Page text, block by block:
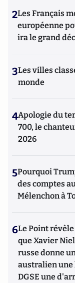
2Les Français
européenne
ira le grand
3Les villes
monde
4Apologie du
700, le
2026
5Pourquoi
des comptes
Mélenchon à
6Le Point
que Xavier
russe donne
australien une
DGSE une